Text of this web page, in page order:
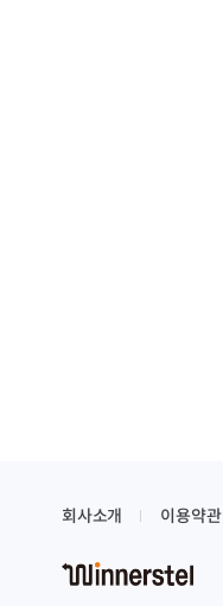
회사소개 이용약관